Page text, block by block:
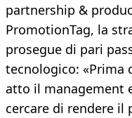
partnership &
PromotionTag, la
prosegue di pari
tecnologico: «Prima
atto il management
cercare di rendere